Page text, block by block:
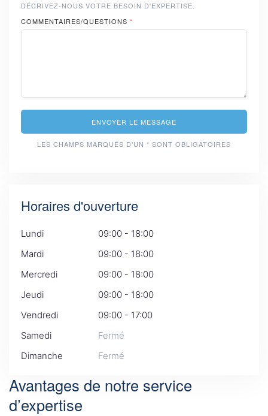
DÉCRIVEZ-NOUS VOTRE BESOIN D'EXPERTISE.
COMMENTAIRES/QUESTIONS *
ENVOYER LE MESSAGE
LES CHAMPS MARQUÉS D'UN * SONT OBLIGATOIRES
Horaires d'ouverture
Lundi
09:00 - 18:00
Mardi
09:00 - 18:00
Mercredi
09:00 - 18:00
Jeudi
09:00 - 18:00
Vendredi
09:00 - 17:00
Samedi
Fermé
Dimanche
Fermé
Avantages de notre service
d’expertise